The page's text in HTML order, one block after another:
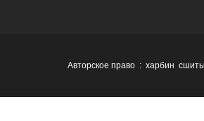
Авторское право : харбин